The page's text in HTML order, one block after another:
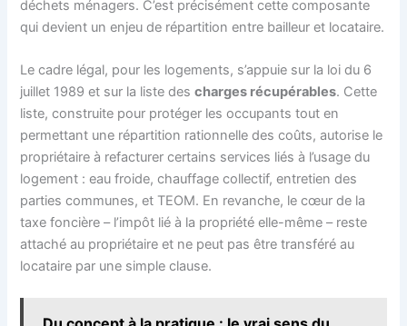
déchets ménagers. C’est précisément cette composante
qui devient un enjeu de répartition entre bailleur et locataire.
Le cadre légal, pour les logements, s’appuie sur la loi du 6
juillet 1989 et sur la liste descharges récupérables. Cette
liste, construite pour protéger les occupants tout en
permettant une répartition rationnelle des coûts, autorise le
propriétaire à refacturer certains services liés à l’usage du
logement : eau froide, chauffage collectif, entretien des
parties communes, et TEOM. En revanche, le cœur de la
taxe foncière – l’impôt lié à la propriété elle-même – reste
attaché au propriétaire et ne peut pas être transféré au
locataire par une simple clause.